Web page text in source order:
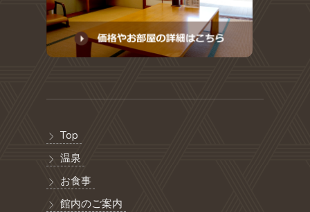
Top
温泉
お食事
館内のご案内